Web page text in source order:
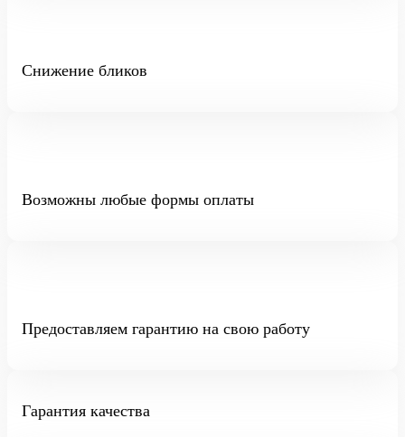
Снижение бликов
Возможны любые формы оплаты
Предоставляем гарантию на свою работу
Гарантия качества